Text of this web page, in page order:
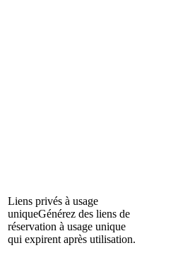
Liens privés à usage
uniqueGénérez des liens de
réservation à usage unique
qui expirent après utilisation.